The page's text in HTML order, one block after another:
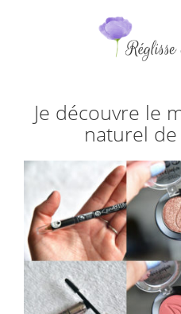
Je découvre le
naturel